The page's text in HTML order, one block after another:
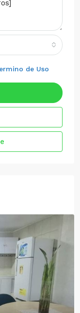
de Uso